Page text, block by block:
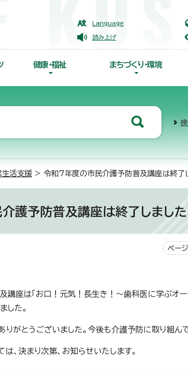
Language
読み上げ
健康・福祉 まちづくり・環境
生活支援 > 令和7年度の市民介護予防普及講座は終了
護予防普及講座は終了しました
ペー
座は「お口！元気！長生き！～歯科医に学ぶオー
した。
りがとうございました。今後も介護予防に取り組ん
、決まり次第、お知らせいたします。